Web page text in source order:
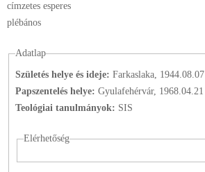
címzetes esperes
plébános
Adatlap
Születés helye és ideje: Farkaslaka, 1944.08.07
Papszentelés helye: Gyulafehérvár, 1968.04.21
Teológiai tanulmányok: SIS
Elérhetőség